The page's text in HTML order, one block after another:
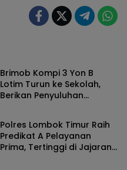
Brimob Kompi 3 Yon B
Lotim Turun ke Sekolah,
Berikan Penyuluhan
Berita
Polres Lombok Timur Raih
Predikat A Pelayanan
Prima, Tertinggi di Jajaran
Berita